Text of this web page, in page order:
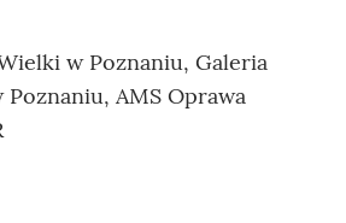
w Poznaniu, Galeria
Poznaniu, AMS Oprawa